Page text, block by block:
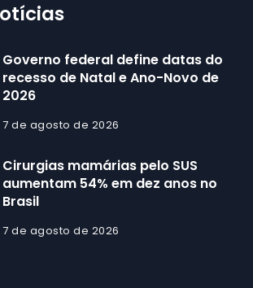
Governo federal define datas do
recesso de Natal e Ano-Novo de
2026
7 de agosto de 2026
Cirurgias mamárias pelo SUS
aumentam 54% em dez anos no
Brasil
7 de agosto de 2026